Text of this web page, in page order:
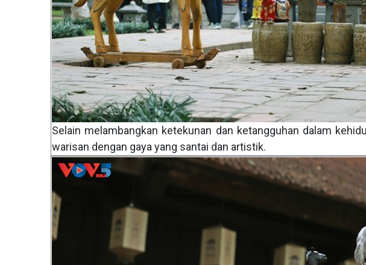
Selain melambangkan ketekunan dan ketangguhan dalam
warisan dengan gaya yang santai dan artistik.